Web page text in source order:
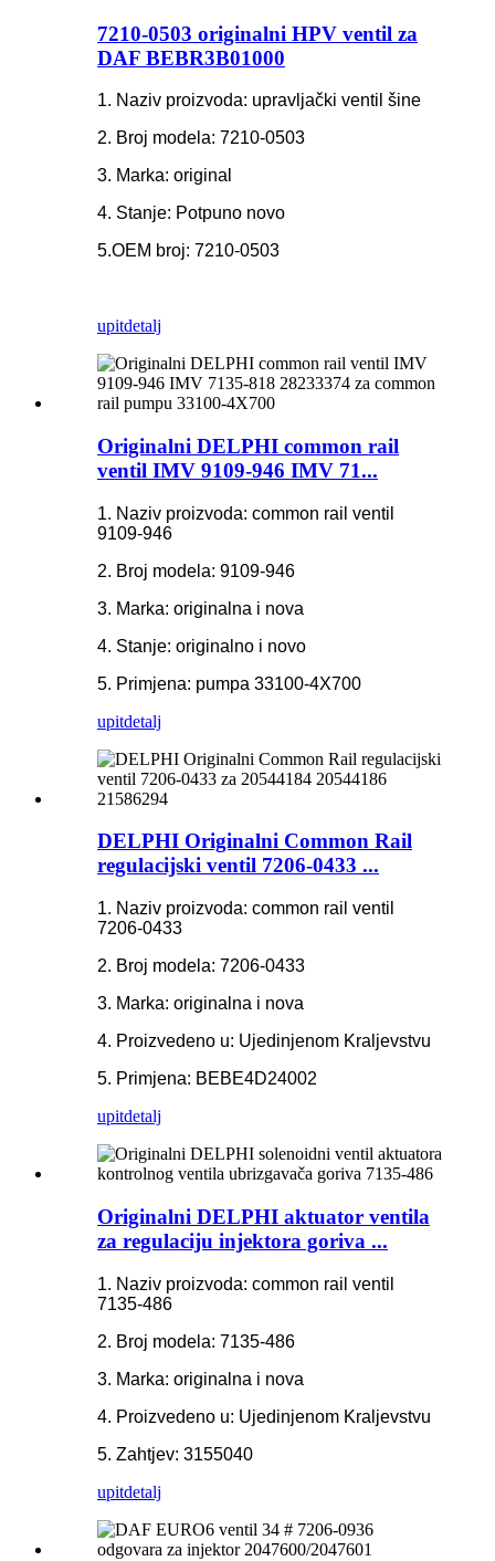
7210-0503 originalni HPV ventil za
DAF BEBR3B01000
1. Naziv proizvoda: upravljački ventil šine
2. Broj modela: 7210-0503
3. Marka: original
4. Stanje: Potpuno novo
5.OEM broj: 7210-0503
upitdetalj
Originalni DELPHI common rail
ventil IMV 9109-946 IMV 71...
1. Naziv proizvoda: common rail ventil
9109-946
2. Broj modela: 9109-946
3. Marka: originalna i nova
4. Stanje: originalno i novo
5. Primjena: pumpa 33100-4X700
upitdetalj
DELPHI Originalni Common Rail
regulacijski ventil 7206-0433 ...
1. Naziv proizvoda: common rail ventil
7206-0433
2. Broj modela: 7206-0433
3. Marka: originalna i nova
4. Proizvedeno u: Ujedinjenom Kraljevstvu
5. Primjena: BEBE4D24002
upitdetalj
Originalni DELPHI aktuator ventila
za regulaciju injektora goriva ...
1. Naziv proizvoda: common rail ventil
7135-486
2. Broj modela: 7135-486
3. Marka: originalna i nova
4. Proizvedeno u: Ujedinjenom Kraljevstvu
5. Zahtjev: 3155040
upitdetalj